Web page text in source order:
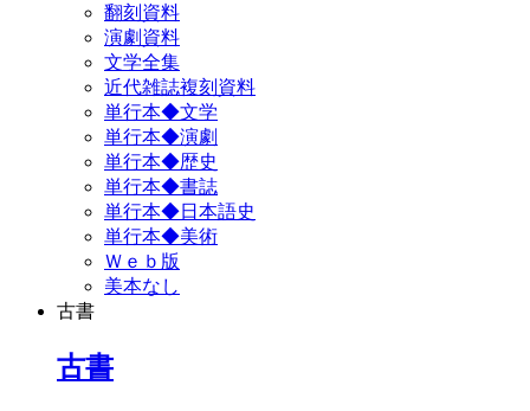
翻刻資料
演劇資料
文学全集
近代雑誌複刻資料
単行本◆文学
単行本◆演劇
単行本◆歴史
単行本◆書誌
単行本◆日本語史
単行本◆美術
Ｗｅｂ版
美本なし
古書
古書